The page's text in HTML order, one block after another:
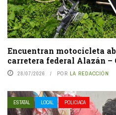
Encuentran motocicleta
carretera federal Alazán –
28/07/2026 POR LA REDACCIÓN
ESTATAL LOCAL POLICIACA